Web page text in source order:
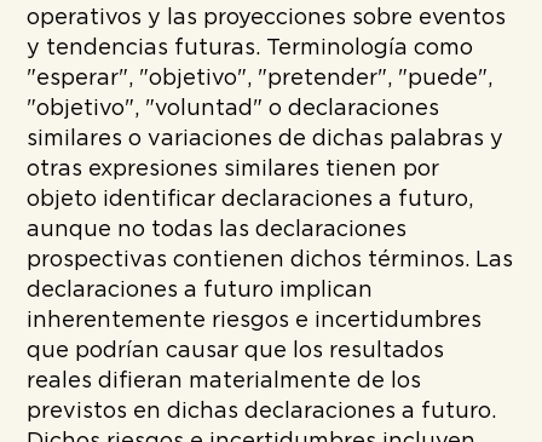
operativos y las proyecciones sobre eventos
y tendencias futuras. Terminología como
"esperar", "objetivo", "pretender", "puede",
"objetivo", "voluntad" o declaraciones
similares o variaciones de dichas palabras y
otras expresiones similares tienen por
objeto identificar declaraciones a futuro,
aunque no todas las declaraciones
prospectivas contienen dichos términos. Las
declaraciones a futuro implican
inherentemente riesgos e incertidumbres
que podrían causar que los resultados
reales difieran materialmente de los
previstos en dichas declaraciones a futuro.